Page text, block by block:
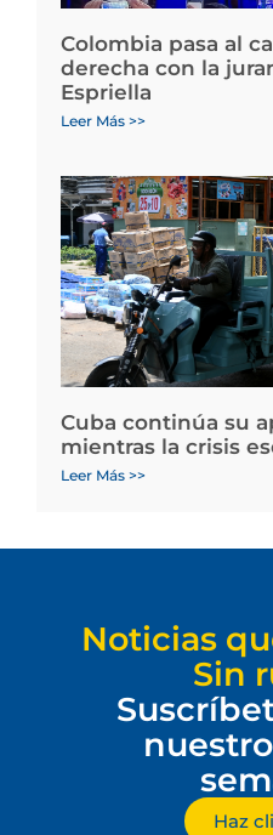
Colombia pasa al
derecha con la
Espriella
Leer Más >>
Cuba continúa su
mientras la crisis
Leer Más >>
Noticias
Sin
Haz